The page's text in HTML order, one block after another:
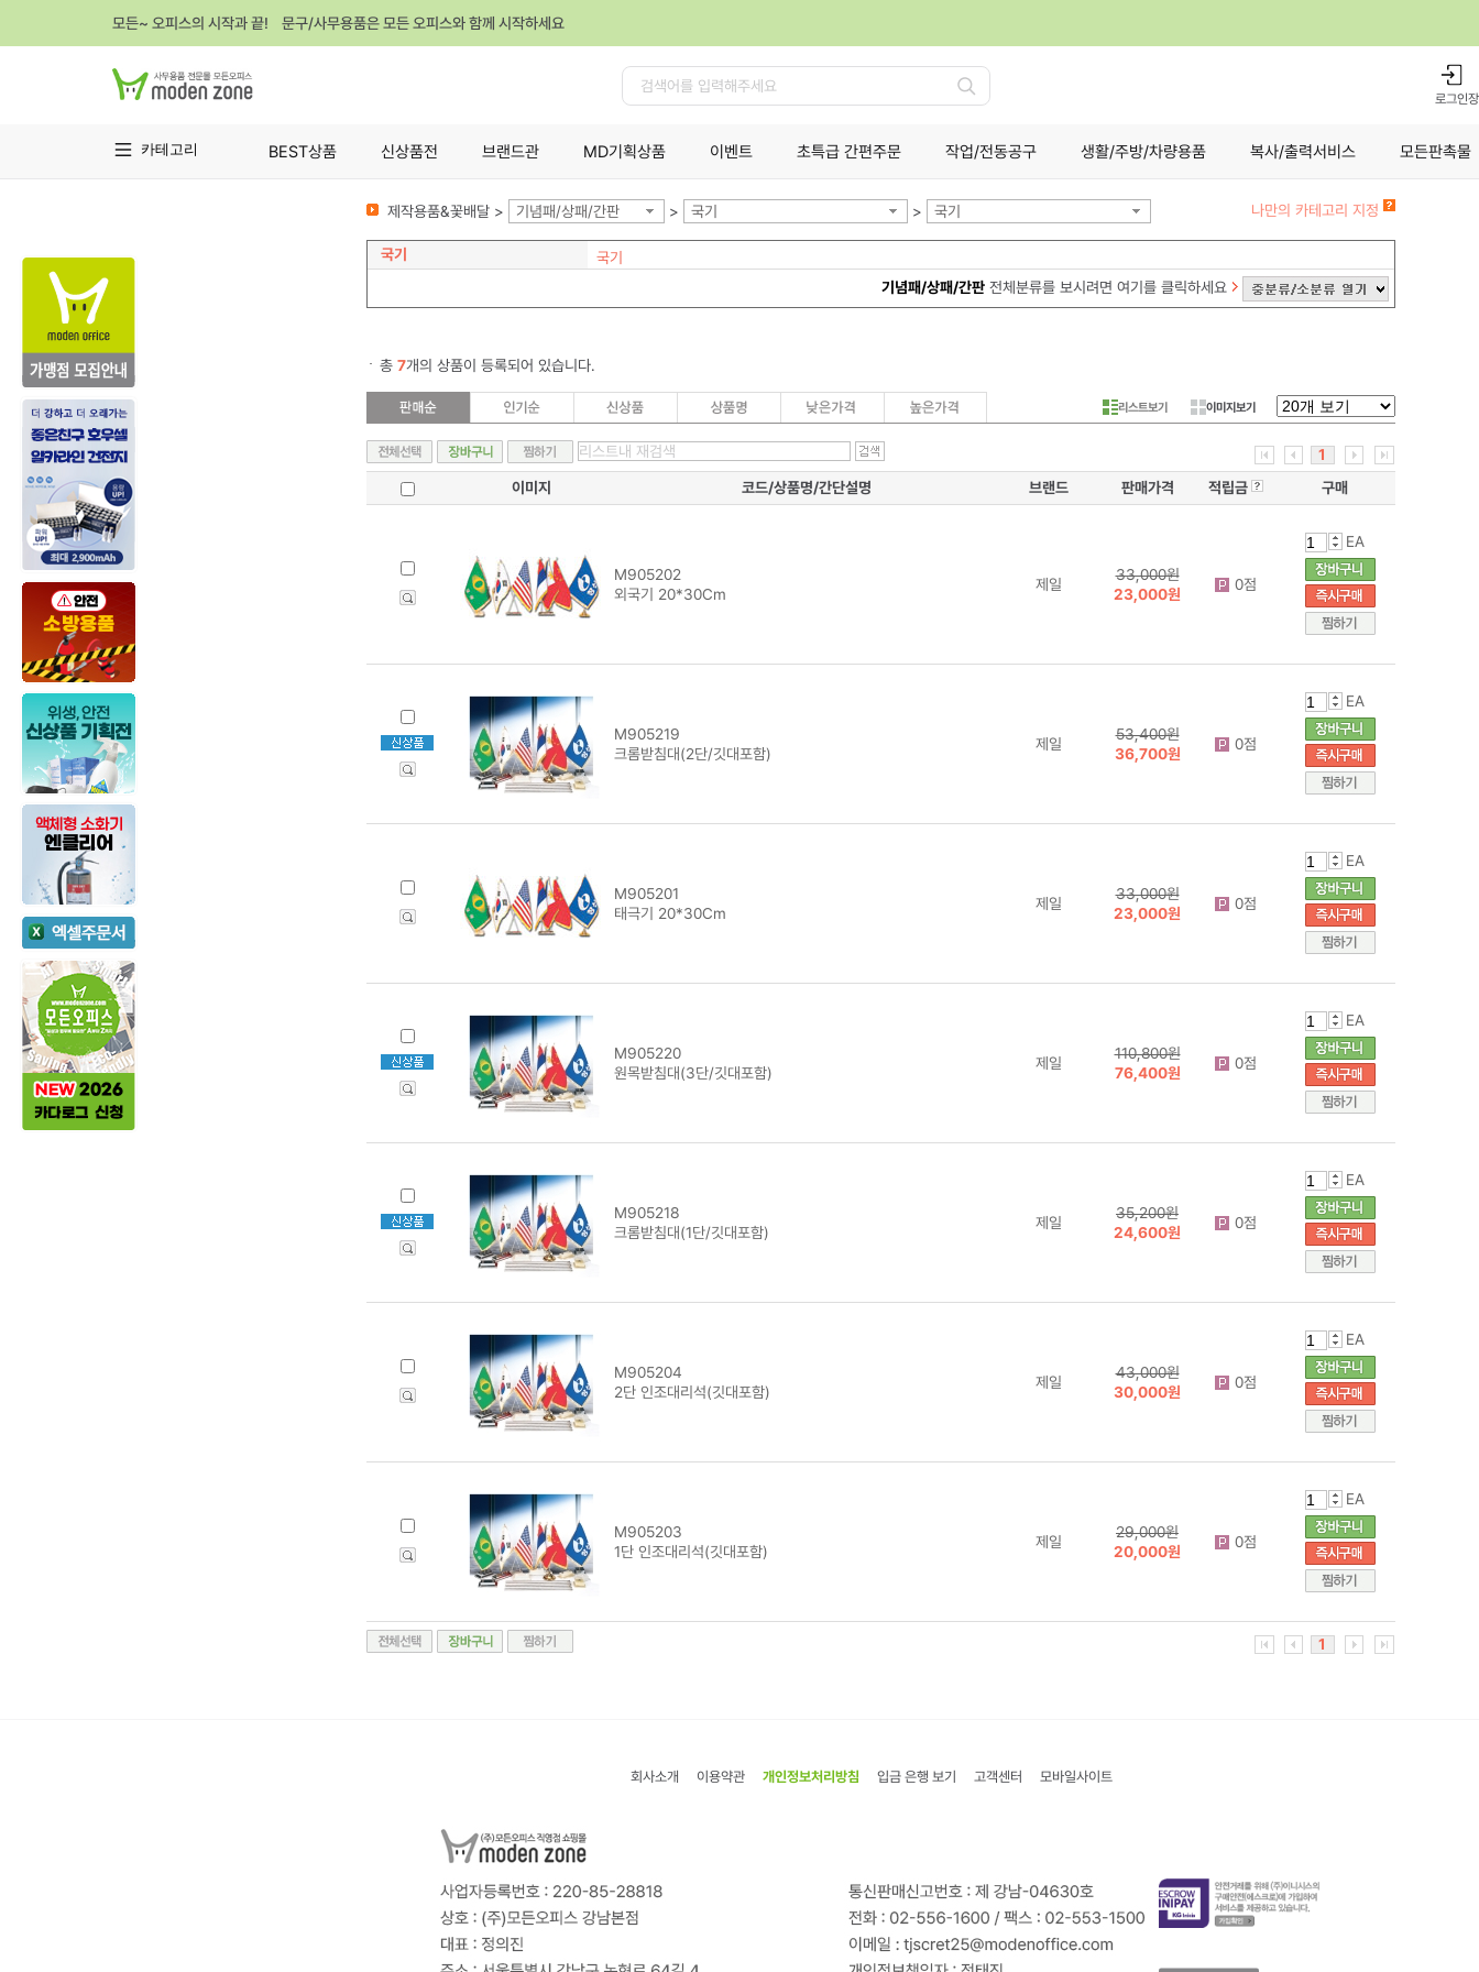
모든~ 오피스의 시작과 끝! 문구/사무용품은 모든 오피스와 함께 시작하세요
검
로그인
카테고리 BEST상품 신상품전 브랜드관 MD기획상품 이벤트 초특급 간편주문 작업/전동공구 생활/주방/차량용품 복사/출력서비스 모든판촉물
제작용품&꽃배달 > 기념패/상패/간판 > 국기 > 국기 나만의 카테고리 지정
국기
국기
기념패/상패/간판전체분류를 보시려면 여기를 클릭하세요
총 7개의 상품이 등록되어 있습니다.
리스트보기 이미지보기
1
이미지
코드/상품명/간단설명 브랜드 판매가격 적립금 구매
M905202
외국기 20*30Cm
제일
33,000원
23,000원
0점
EA
M905219
크롬받침대(2단/깃대포함)
제일
53,400원
36,700원
0점
EA
M905201
태극기 20*30Cm
제일
33,000원
23,000원
0점
EA
M905220
원목받침대(3단/깃대포함)
제일
110,800원
76,400원
0점
EA
M905218
크롬받침대(1단/깃대포함)
제일
35,200원
24,600원
0점
EA
M905204
2단 인조대리석(깃대포함)
제일
43,000원
30,000원
0점
EA
M905203
1단 인조대리석(깃대포함)
제일
29,000원
20,000원
0점
EA
1
회사소개 이용약관 개인정보처리방침 입금 은행 보기 고객센터 모바일사이트